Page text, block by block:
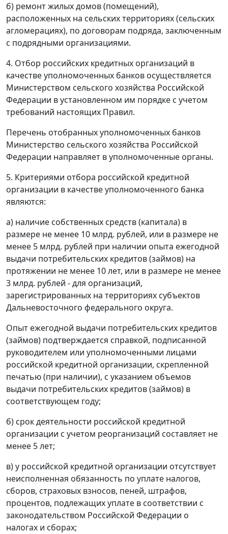
б) ремонт жилых домов (помещений),
расположенных на сельских территориях (сельских
агломерациях), по договорам подряда, заключенным
с подрядными организациями.
4. Отбор российских кредитных организаций в
качестве уполномоченных банков осуществляется
Министерством сельского хозяйства Российской
Федерации в установленном им порядке с учетом
требований настоящих Правил.
Перечень отобранных уполномоченных банков
Министерство сельского хозяйства Российской
Федерации направляет в уполномоченные органы.
5. Критериями отбора российской кредитной
организации в качестве уполномоченного банка
являются:
а) наличие собственных средств (капитала) в
размере не менее 10 млрд. рублей, или в размере не
менее 5 млрд. рублей при наличии опыта ежегодной
выдачи потребительских кредитов (займов) на
протяжении не менее 10 лет, или в размере не менее
3 млрд. рублей - для организаций,
зарегистрированных на территориях субъектов
Дальневосточного федерального округа.
Опыт ежегодной выдачи потребительских кредитов
(займов) подтверждается справкой, подписанной
руководителем или уполномоченными лицами
российской кредитной организации, скрепленной
печатью (при наличии), с указанием объемов
выдачи потребительских кредитов (займов) в
соответствующем году;
б) срок деятельности российской кредитной
организации с учетом реорганизаций составляет не
менее 5 лет;
в) у российской кредитной организации отсутствует
неисполненная обязанность по уплате налогов,
сборов, страховых взносов, пеней, штрафов,
процентов, подлежащих уплате в соответствии с
законодательством Российской Федерации о
налогах и сборах;